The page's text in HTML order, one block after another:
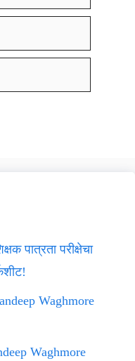
पात्रता परीक्षेचा
Waghmore
Waghmore